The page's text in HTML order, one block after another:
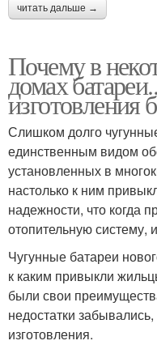
читать дальше →
Почему в
домах
изготовления
Слишком долго
единственным видом
установленных в
настолько к ним
надежности, что когда
отопительную систему,
Чугунные батареи
к каким привыкли
были свои
недостатки
изготовления.